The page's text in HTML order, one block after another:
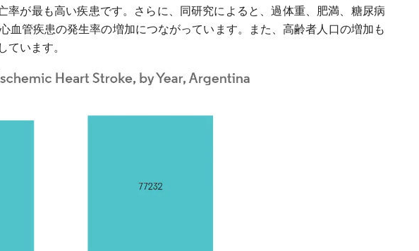
率が最も高い疾患です。さらに、同研究によると、過体重、肥満、糖尿病
血管疾患の発生率の増加につながっています。また、高齢者人口の増加も
います。